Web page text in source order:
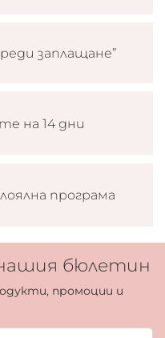
заплащане”
на 14 дни
програма
бюлетин
промоции и